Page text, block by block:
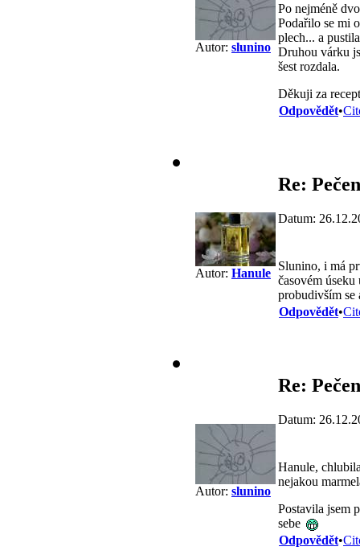
Autor: slunino
Po nejméně
Podařilo se mi
plech... a
Druhou várku
šest rozdala.
Děkuji za
Odpovědět•
Autor: Hanule
Re:
Datum:
Slunino, i má
časovém
probudivším se
Odpovědět•
Autor: slunino
Re:
Datum:
Hanule,
nejakou
Postavila jsem
sebe
Odpovědět•